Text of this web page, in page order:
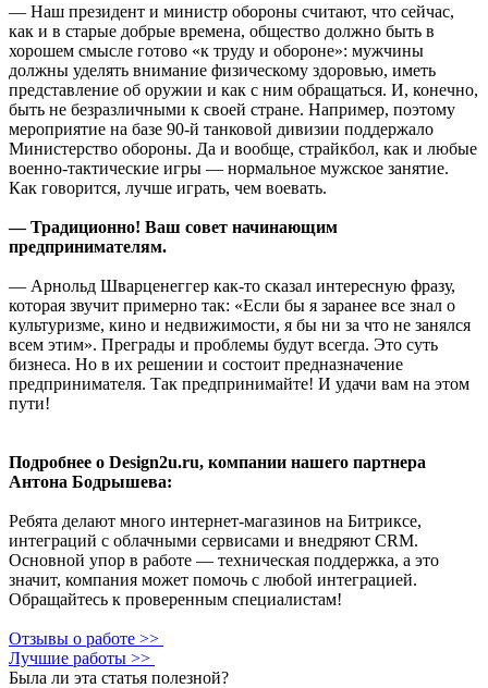
— Наш президент и министр обороны считают, что сейчас,
как и в старые добрые времена, общество должно быть в
хорошем смысле готово «к труду и обороне»: мужчины
должны уделять внимание физическому здоровью, иметь
представление об оружии и как с ним обращаться. И, конечно,
быть не безразличными к своей стране. Например, поэтому
мероприятие на базе 90-й танковой дивизии поддержало
Министерство обороны. Да и вообще, страйкбол, как и любые
военно-тактические игры — нормальное мужское занятие.
Как говорится, лучше играть, чем воевать.
— Традиционно! Ваш совет начинающим
предпринимателям.
— Арнольд Шварценеггер как-то сказал интересную фразу,
которая звучит примерно так: «Если бы я заранее все знал о
культуризме, кино и недвижимости, я бы ни за что не занялся
всем этим». Преграды и проблемы будут всегда. Это суть
бизнеса. Но в их решении и состоит предназначение
предпринимателя. Так предпринимайте! И удачи вам на этом
пути!
Подробнее о Design2u.ru, компании нашего партнера
Антона Бодрышева:
Ребята делают много интернет-магазинов на Битриксе,
интеграций с облачными сервисами и внедряют CRM.
Основной упор в работе — техническая поддержка, а это
значит, компания может помочь с любой интеграцией.
Обращайтесь к проверенным специалистам!
Отзывы о работе >>
Лучшие работы >>
Была ли эта статья полезной?